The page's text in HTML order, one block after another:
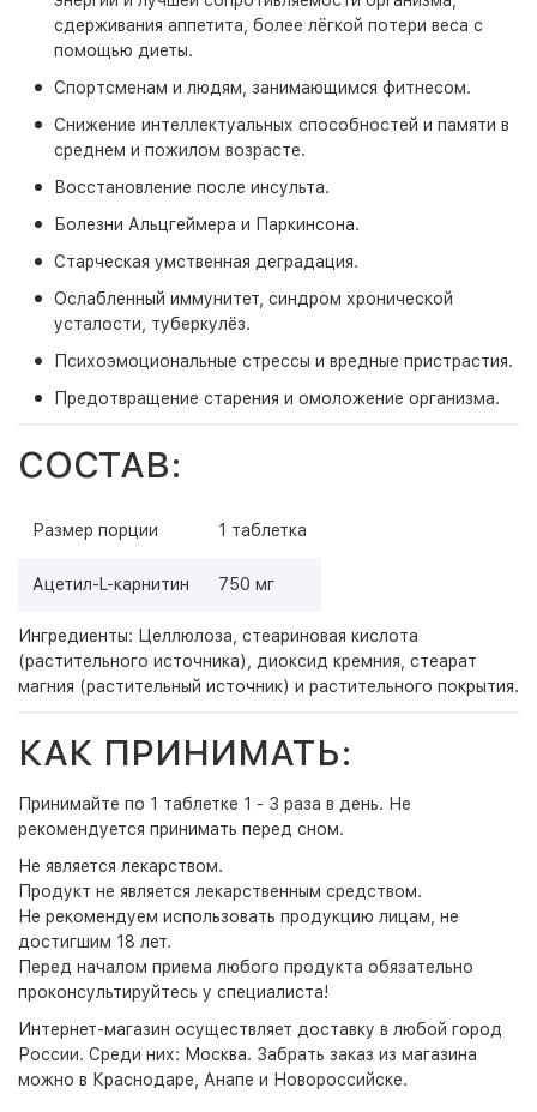
сдерживания аппетита, более лёгкой потери веса с
помощью диеты.
Спортсменам и людям, занимающимся фитнесом.
Снижение интеллектуальных способностей и памяти в
среднем и пожилом возрасте.
Восстановление после инсульта.
Болезни Альцгеймера и Паркинсона.
Старческая умственная деградация.
Ослабленный иммунитет, синдром хронической
усталости, туберкулёз.
Психоэмоциональные стрессы и вредные пристрастия.
Предотвращение старения и омоложение организма.
СОСТАВ:
Размер порции 1 таблетка
Ацетил-L-карнитин 750 мг
Ингредиенты: Целлюлоза, стеариновая кислота
(растительного источника), диоксид кремния, стеарат
магния (растительный источник) и растительного покрытия.
КАК ПРИНИМАТЬ:
Принимайте по 1 таблетке 1 - 3 раза в день. Не
рекомендуется принимать перед сном.
Не является лекарством.
Продукт не является лекарственным средством.
Не рекомендуем использовать продукцию лицам, не
достигшим 18 лет.
Перед началом приема любого продукта обязательно
проконсультируйтесь у специалиста!
Интернет-магазин осуществляет доставку в любой город
России. Среди них: Москва. Забрать заказ из магазина
можно в Краснодаре, Анапе и Новороссийске.